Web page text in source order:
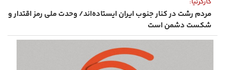
کارگرنیا:
مردم رشت در کنار جنوب ایران ایستاده‌اند/ وحدت ملی رمز اقتدار و
شکست دشمن است